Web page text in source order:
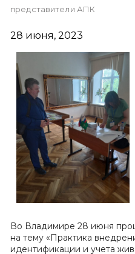
представители АПК
28 июня, 2023
Во Владимире 28 июня
на тему «Практика
идентификации и учета